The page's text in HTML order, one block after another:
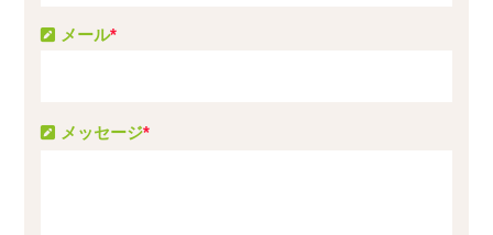
メッセージ*
メール*